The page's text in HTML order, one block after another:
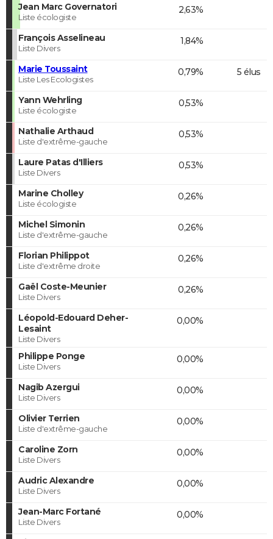
Jean Marc Governatori
Liste écologiste
2,63%
François Asselineau
Liste Divers
1,84%
Marie Toussaint
Liste Les Ecologistes
0,79% 5 élus
Yann Wehrling
Liste écologiste
0,53%
Nathalie Arthaud
Liste d'extrême-gauche
0,53%
Laure Patas d'Illiers
Liste Divers
0,53%
Marine Cholley
Liste écologiste
0,26%
Michel Simonin
Liste d'extrême-gauche
0,26%
Florian Philippot
Liste d'extrême droite
0,26%
Gaël Coste-Meunier
Liste Divers
0,26%
Léopold-Edouard Deher-
Lesaint
Liste Divers
0,00%
Philippe Ponge
Liste Divers
0,00%
Nagib Azergui
Liste Divers
0,00%
Olivier Terrien
Liste d'extrême-gauche
0,00%
Caroline Zorn
Liste Divers
0,00%
Audric Alexandre
Liste Divers
0,00%
Jean-Marc Fortané
Liste Divers
0,00%